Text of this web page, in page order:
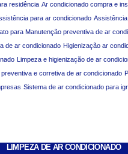
residência Ar condicionado compra e
para ar condicionado
para Manutenção preventiva de ar
de ar condicionado Higienização ar
Limpeza e higienização de ar
preventiva e corretiva de ar condicionado
Sistema de ar condicionado para
LIMPEZA DE AR CONDICIONADO